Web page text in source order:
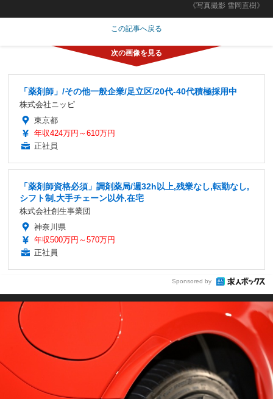
《写真撮影 雪岡直樹》
この記事へ戻る
「薬剤師」/その他一般企業/足立区/20代-40代積極採用中
株式会社ニッピ
東京都
年収424万円～610万円
正社員
「薬剤師資格必須」調剤薬局/週32h以上,残業なし,転勤なし,
シフト制,大手チェーン以外,在宅
株式会社創生事業団
神奈川県
年収500万円～570万円
正社員
Sponsored by